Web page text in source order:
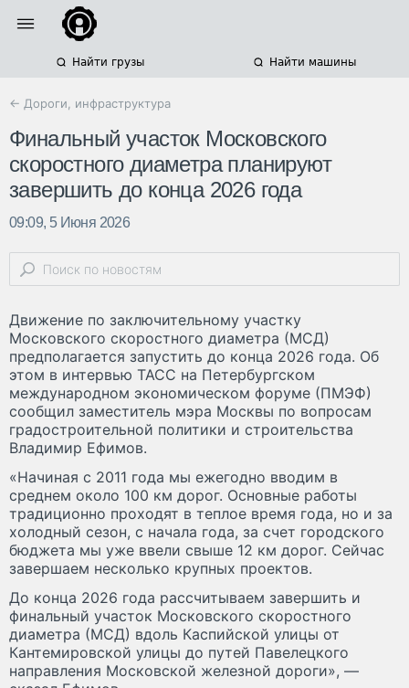
Найти грузы Найти машины
← Дороги, инфраструктура
Финальный участок Московского
скоростного диаметра планируют
завершить до конца 2026 года
09:09, 5 Июня 2026
Движение по заключительному участку
Московского скоростного диаметра (МСД)
предполагается запустить до конца 2026 года. Об
этом в интервью ТАСС на Петербургском
международном экономическом форуме (ПМЭФ)
сообщил заместитель мэра Москвы по вопросам
градостроительной политики и строительства
Владимир Ефимов.
«Начиная с 2011 года мы ежегодно вводим в
среднем около 100 км дорог. Основные работы
традиционно проходят в теплое время года, но и за
холодный сезон, с начала года, за счет городского
бюджета мы уже ввели свыше 12 км дорог. Сейчас
завершаем несколько крупных проектов.
До конца 2026 года рассчитываем завершить и
финальный участок Московского скоростного
диаметра (МСД) вдоль Каспийской улицы от
Кантемировской улицы до путей Павелецкого
направления Московской железной дороги», —